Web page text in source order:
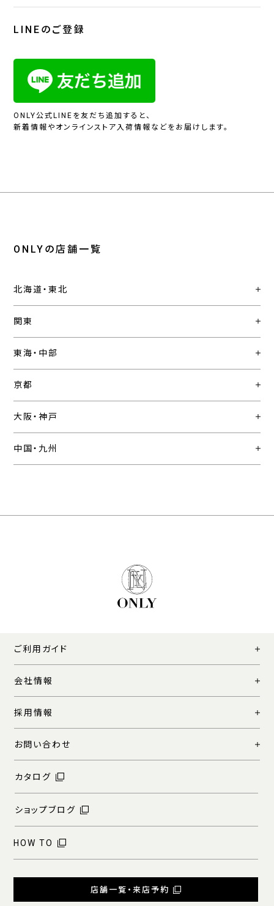
LINEのご登録
ONLY公式LINEを友だち追加すると、
新着情報やオンラインストア入荷情報などをお届けします。
ONLYの店舗一覧
北海道・東北
関東
東海・中部
京都
大阪・神戸
中国・九州
ご利用ガイド
会社情報
採用情報
お問い合わせ
カタログ
ショップブログ
HOW TO
店舗一覧・来店予約